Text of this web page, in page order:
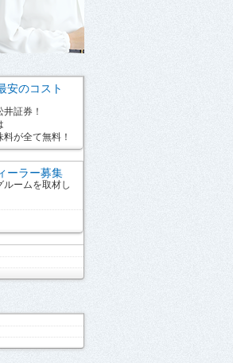
安のコスト
証券！
が全て無料！
ーラー募集
ームを取材し